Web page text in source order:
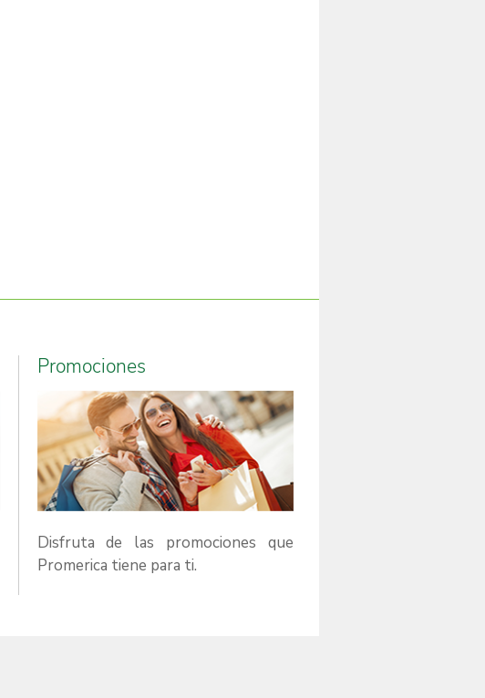
Promociones
Disfruta de las promociones que
Promerica tiene para ti.